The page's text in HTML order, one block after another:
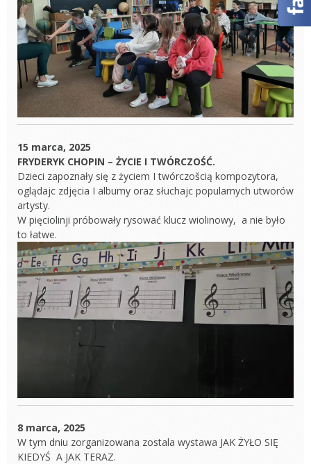
15 marca, 2025
FRYDERYK CHOPIN – ŻYCIE I TWÓRCZOŚĆ.
Dzieci zapoznały się z życiem I twórczošcią kompozytora,
oglądajc zdjęcia I albumy oraz słuchajc popularnych utworów
artysty.
W pięciolinji próbowały rysować klucz wiolinowy, a nie było
to łatwe.
8 marca, 2025
W tym dniu zorganizowana zostala wystawa JAK ŻYŁO SIĘ
KIEDYŚ A JAK TERAZ.